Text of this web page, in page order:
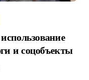
и соцобъекты